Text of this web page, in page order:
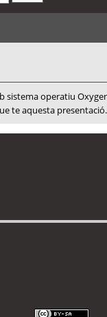
sistema operatiu
te aquesta